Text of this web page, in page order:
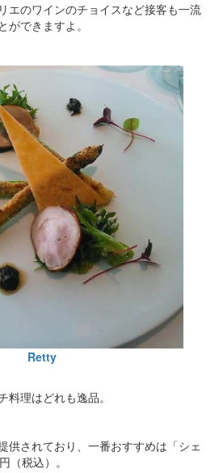
エのワインのチョイスなど接客も一流
ができますよ。
Retty
理はどれも逸品。
供されており、一番おすすめは「シェ
（税込）。